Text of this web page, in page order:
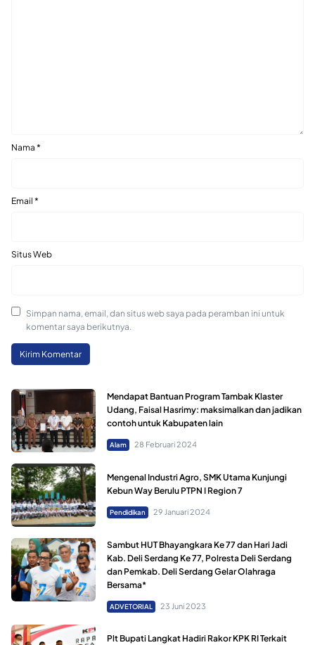
Nama *
Email *
Situs Web
Simpan nama, email, dan situs web saya pada peramban ini untuk
komentar saya berikutnya.
Mendapat Bantuan Program Tambak Klaster
Udang, Faisal Hasrimy: maksimalkan dan jadikan
contoh untuk Kabupaten lain
Alam 28 Februari 2024
Mengenal Industri Agro, SMK Utama Kunjungi
Kebun Way Berulu PTPN I Region 7
Pendidikan 29 Januari 2024
Sambut HUT Bhayangkara Ke 77 dan Hari Jadi
Kab. Deli Serdang Ke 77, Polresta Deli Serdang
dan Pemkab. Deli Serdang Gelar Olahraga
Bersama*
ADVETORIAL 23 Juni 2023
Plt Bupati Langkat Hadiri Rakor KPK RI Terkait